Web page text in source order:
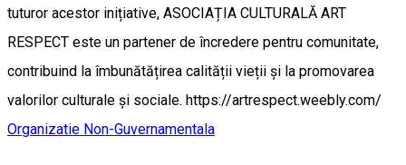
tuturor acestor inițiative, ASOCIAȚIA CULTURALĂ ART
RESPECT este un partener de încredere pentru comunitate,
contribuind la îmbunătățirea calității vieții și la promovarea
valorilor culturale și sociale. https://artrespect.weebly.com/
Organizatie Non-Guvernamentala